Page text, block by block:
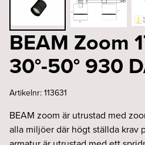
BEAM Zoom
30°-50° 930
Artikelnr:113631
BEAM zoom är utrustad med
alla miljöer där högt ställda krav